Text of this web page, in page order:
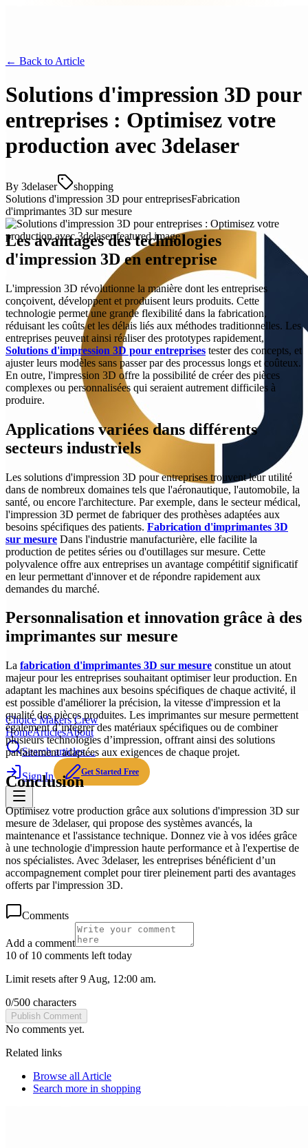
Choice Makers Crew
HomeArticlesAbout
Search articles…
Sign In Get Started Free
← Back to Article
Solutions d'impression 3D pour
entreprises : Optimisez votre
production avec 3delaser
By 3delaser
shopping
Solutions d'impression 3D pour entreprisesFabrication
d'imprimantes 3D sur mesure
Les avantages des technologies
d'impression 3D en entreprise
L'impression 3D révolutionne la manière dont les entreprises
conçoivent, développent et produisent leurs produits. Cette
technologie permet une grande flexibilité dans la fabrication,
réduisant les coûts et les délais liés aux méthodes traditionnelles. Les
entreprises peuvent ainsi réaliser des prototypes rapidement,
Solutions d'impression 3D pour entreprises tester des concepts, et
ajuster leurs modèles sans passer par des processus longs et coûteux.
En outre, l'impression 3D offre la possibilité de créer des pièces
complexes ou personnalisées qui seraient autrement difficiles à
produire.
Applications variées dans différents
secteurs industriels
Les solutions d'impression 3D pour entreprises trouvent leur utilité
dans de nombreux domaines tels que l'aéronautique, l'automobile, la
santé, ou encore l'architecture. Par exemple, dans le secteur médical,
l'impression 3D permet de fabriquer des prothèses adaptées aux
besoins spécifiques des patients. Fabrication d'imprimantes 3D
sur mesure Dans l'industrie manufacturière, elle facilite la
production de petites séries ou d'outillages sur mesure. Cette
polyvalence offre aux entreprises un avantage compétitif significatif
en leur permettant d'innover et de répondre rapidement aux
demandes du marché.
Personnalisation et innovation grâce à des
imprimantes sur mesure
La fabrication d'imprimantes 3D sur mesure constitue un atout
majeur pour les entreprises souhaitant optimiser leur production. En
adaptant les machines aux besoins spécifiques de chaque activité, il
est possible d'améliorer la précision, la vitesse d'impression et la
qualité des pièces produites. Les imprimantes sur mesure permettent
également d’intégrer des matériaux spécifiques ou de combiner
plusieurs technologies d’impression, offrant ainsi des solutions
parfaitement adaptées aux exigences de chaque projet.
Conclusion
Optimisez votre production grâce aux solutions d'impression 3D sur
mesure de 3delaser, qui propose des systèmes avancés, la
maintenance et l'assistance technique. Donnez vie à vos idées grâce
à une technologie d'impression haute performance et à l'expertise de
nos spécialistes. Avec 3delaser, les entreprises bénéficient d’un
accompagnement complet pour tirer pleinement parti des avantages
offerts par l'impression 3D.
Comments
Add a comment
10 of 10 comments left today
Limit resets after 9 Aug, 12:00 am.
0/500 characters
Publish Comment
No comments yet.
Related links
Browse all Article
Search more in shopping